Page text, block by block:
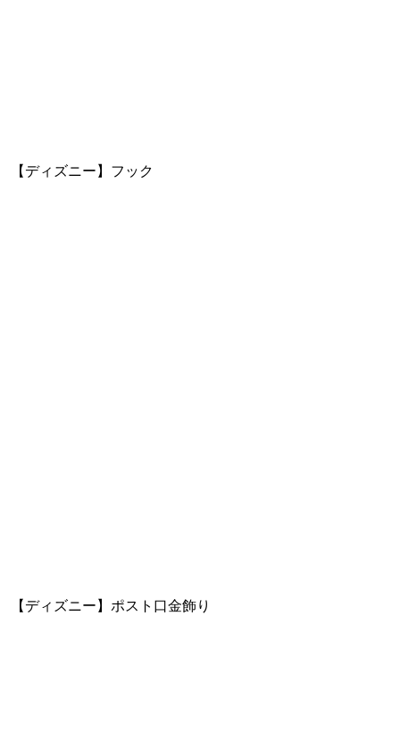
【ディズニー】フック
【ディズニー】ポスト口金飾り